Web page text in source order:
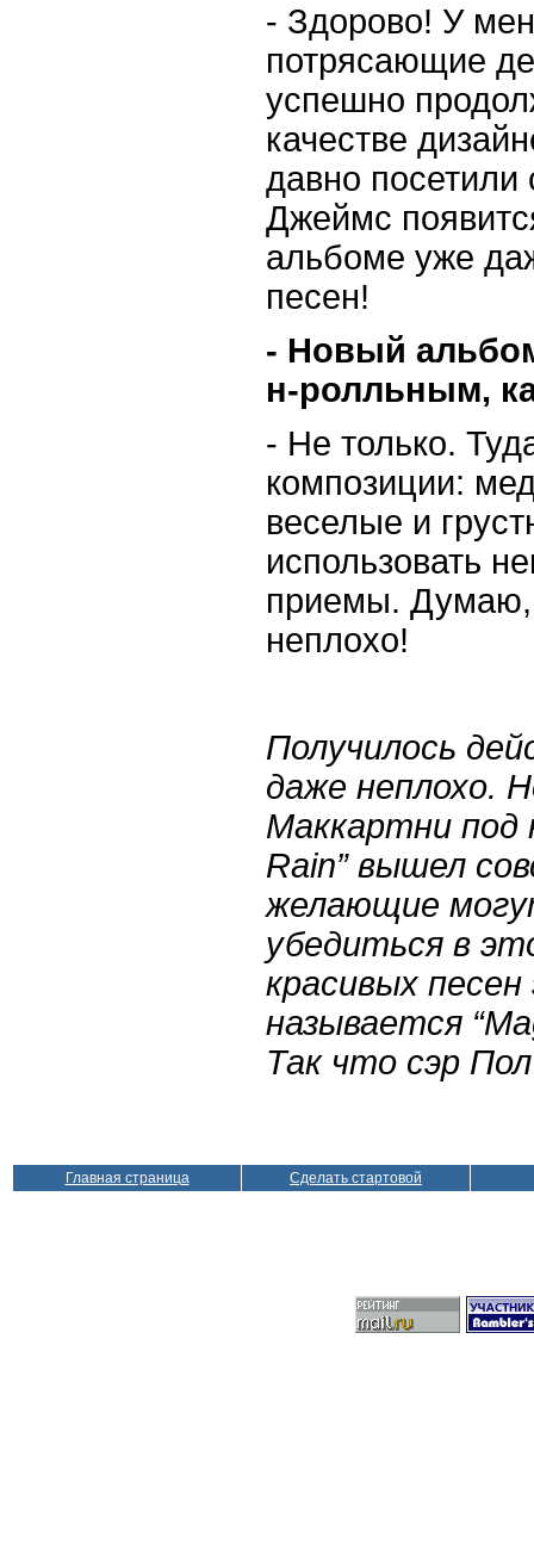
- Здорово! У
потрясающие
успешно
качестве
давно посетили
Джеймс
альбоме уже
песен!
- Новый
н-ролльным,
- Не только.
композиции:
веселые и
использовать
приемы. Думаю,
неплохо!
Получилось
даже неплохо.
Маккартни под
Rain” вышел
желающие
убедиться в
красивых
называется
Так что сэр
Главная страница Сделать стартовой